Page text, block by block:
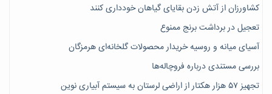
کشاورزان از آتش زدن بقایای گیاهان خودداری کنند
تعجیل در برداشت برنج ممنوع
آسیای میانه و روسیه خریدار محصولات گلخانه‌ای هرمزگان
بررسی مستندی درباره فروچاله‌ها
تجهیز ۵۷ هزار هکتار از اراضی لرستان به سیستم آبیاری نوین